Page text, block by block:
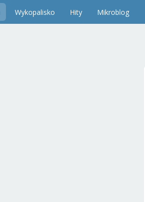
Wykopalisko Hity Mikroblog